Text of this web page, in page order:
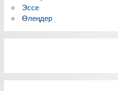
Эссе
Өлеңдер